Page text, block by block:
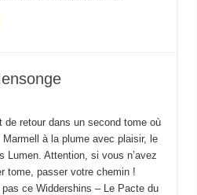
de retour dans un second tome où
Marmell à la plume avec plaisir, le
Lumen. Attention, si vous n’avez
tome, passer votre chemin !
ce Widdershins – Le Pacte du